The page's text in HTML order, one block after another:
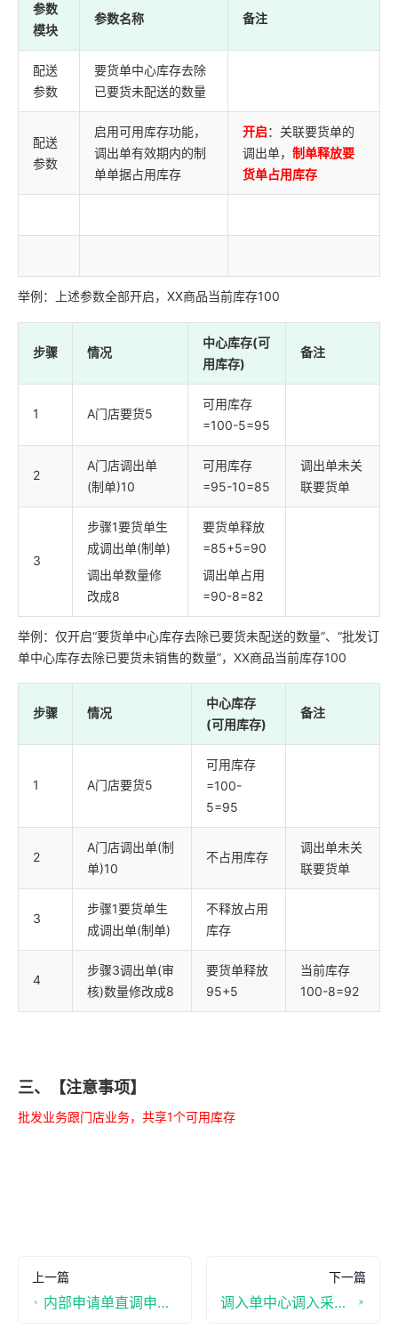
参数
模块
参数名称 备注
配送
参数
要货单中心库存去除
已要货未配送的数量
配送
参数
启用可用库存功能，
调出单有效期内的制
单单据占用库存
开启：关联要货单的
调出单， 制单释放要
货单占用库存
举例：上述参数全部开启，XX商品当前库存100
步骤 情况
中心库存(可
用库存)
备注
1 A门店要货5
可用库存
=100-5=95
2
A门店调出单
(制单)10
可用库存
=95-10=85
调出单未关
联要货单
3
步骤1要货单生
成调出单(制单)
调出单数量修
改成8
要货单释放
=85+5=90
调出单占用
=90-8=82
举例：仅开启“要货单中心库存去除已要货未配送的数量”、“批发订
单中心库存去除已要货未销售的数量”，XX商品当前库存100
步骤 情况
中心库存
(可用库存)
备注
1 A门店要货5
可用库存
=100-
5=95
2
A门店调出单(制
单)10
不占用库存
调出单未关
联要货单
3
步骤1要货单生
成调出单(制单)
不释放占用
库存
4
步骤3调出单(审
核)数量修改成8
要货单释放
95+5
当前库存
100-8=92
三、【注意事项】
批发业务跟门店业务，共享1个可用库存
上一篇
内部申请单直调申请的调入单按调入门店配送价生成
下一篇
调入单中心调入采用中心成本价入库